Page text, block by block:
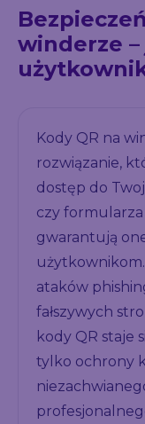
winderze
Kody QR na
rozwiązanie,
dostęp do
czy
gwarantują
ataków
fałszywych
kody QR staje
tylko ochrony